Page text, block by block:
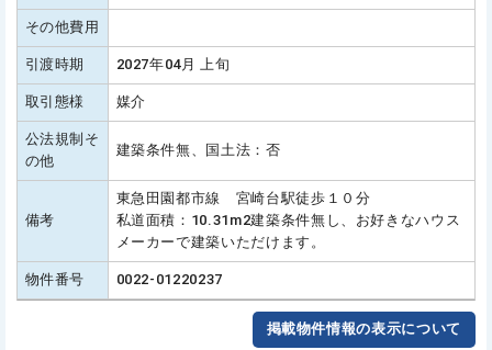
その他費用
引渡時期 2027年04月 上旬
取引態様 媒介
公法規制そ
の他
建築条件無、国土法：否
備考
東急田園都市線 宮崎台駅徒歩１０分
私道面積：10.31m2建築条件無し、お好きなハウス
メーカーで建築いただけます。
物件番号 0022-01220237
掲載物件情報の表示について